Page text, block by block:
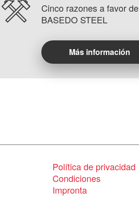
Cinco razones a favor de
BASEDO STEEL
Más información
Política de privacidad
Condiciones
Impronta